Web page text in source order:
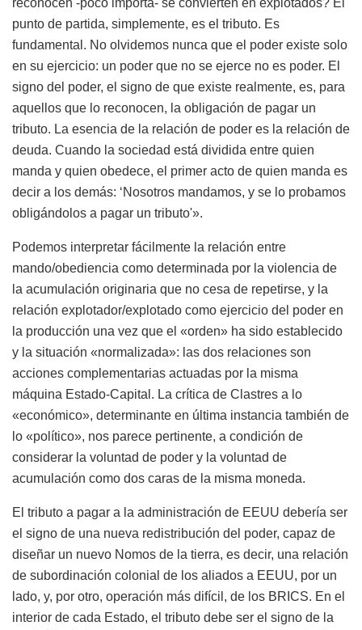
reconocen -poco importa- se convierten en explotados? El
punto de partida, simplemente, es el tributo. Es
fundamental. No olvidemos nunca que el poder existe solo
en su ejercicio: un poder que no se ejerce no es poder. El
signo del poder, el signo de que existe realmente, es, para
aquellos que lo reconocen, la obligación de pagar un
tributo. La esencia de la relación de poder es la relación de
deuda. Cuando la sociedad está dividida entre quien
manda y quien obedece, el primer acto de quien manda es
decir a los demás: ‘Nosotros mandamos, y se lo probamos
obligándolos a pagar un tributo'».
Podemos interpretar fácilmente la relación entre
mando/obediencia como determinada por la violencia de
la acumulación originaria que no cesa de repetirse, y la
relación explotador/explotado como ejercicio del poder en
la producción una vez que el «orden» ha sido establecido
y la situación «normalizada»: las dos relaciones son
acciones complementarias actuadas por la misma
máquina Estado-Capital. La crítica de Clastres a lo
«económico», determinante en última instancia también de
lo «político», nos parece pertinente, a condición de
considerar la voluntad de poder y la voluntad de
acumulación como dos caras de la misma moneda.
El tributo a pagar a la administración de EEUU debería ser
el signo de una nueva redistribución del poder, capaz de
diseñar un nuevo Nomos de la tierra, es decir, una relación
de subordinación colonial de los aliados a EEUU, por un
lado, y, por otro, operación más difícil, de los BRICS. En el
interior de cada Estado, el tributo debe ser el signo de la